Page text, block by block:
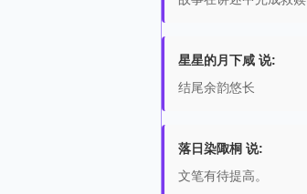
星星的月下咸 说:
结尾余韵悠长
落日染陬桐 说:
文笔有待提高。